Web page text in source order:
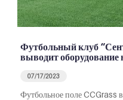
Футбольный клуб
выводит оборудование
07/17/2023
Футбольное поле CCGrass